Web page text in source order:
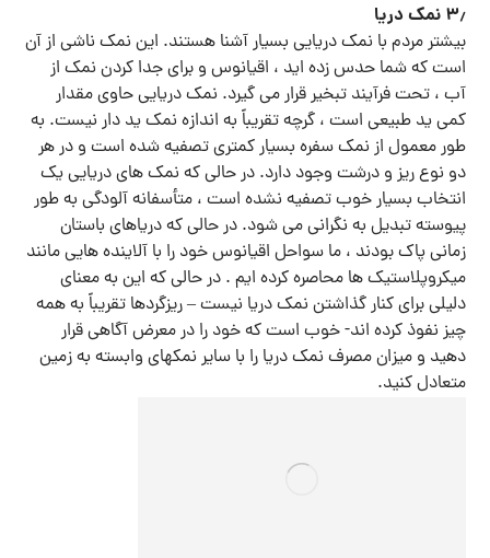
۳٫ نمک دریا
بیشتر مردم با نمک دریایی بسیار آشنا هستند. این نمک ناشی از آن
است که شما حدس زده اید ، اقیانوس و برای جدا کردن نمک از
آب ، تحت فرآیند تبخیر قرار می گیرد. نمک دریایی حاوی مقدار
کمی ید طبیعی است ، گرچه تقریباً به اندازه نمک ید دار نیست. به
طور معمول از نمک سفره بسیار کمتری تصفیه شده است و در هر
دو نوع ریز و درشت وجود دارد. در حالی که نمک های دریایی یک
انتخاب بسیار خوب تصفیه نشده است ، متأسفانه آلودگی به طور
پیوسته تبدیل به نگرانی می شود. در حالی که دریاهای باستان
زمانی پاک بودند ، ما سواحل اقیانوس خود را با آلاینده هایی مانند
میکروپلاستیک ها محاصره کرده ایم . در حالی که این به معنای
دلیلی برای کنار گذاشتن نمک دریا نیست – ریزگردها تقریباً به همه
چیز نفوذ کرده اند- خوب است که خود را در معرض آگاهی قرار
دهید و میزان مصرف نمک دریا را با سایر نمکهای وابسته به زمین
متعادل کنید.